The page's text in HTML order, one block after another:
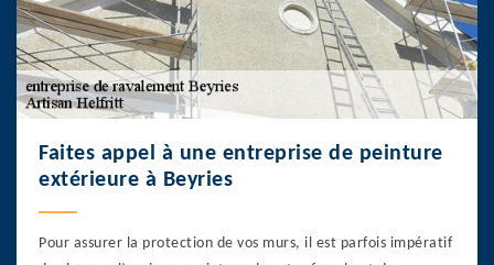
Faites appel à une entreprise de peinture
extérieure à Beyries
Pour assurer la protection de vos murs, il est parfois impératif